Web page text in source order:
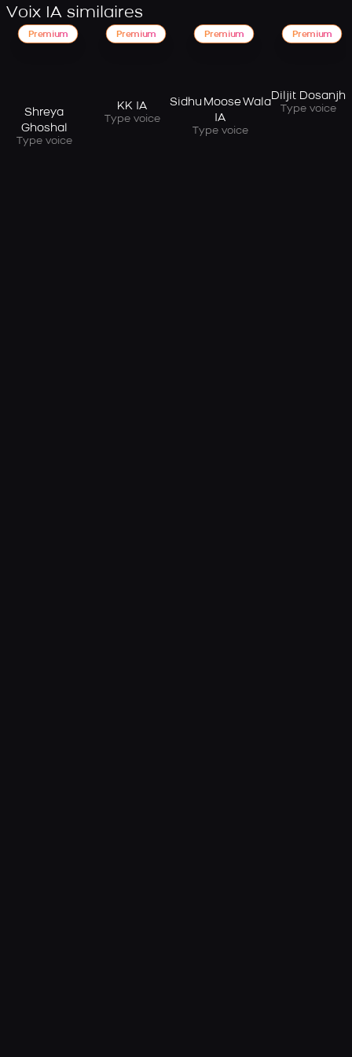
Voix IA similaires
Premium
Shreya
Ghoshal
Type voice
Premium
KK IA
Type voice
Premium
Sidhu Moose Wala
IA
Type voice
Premium
Diljit Dosanjh
Type voice